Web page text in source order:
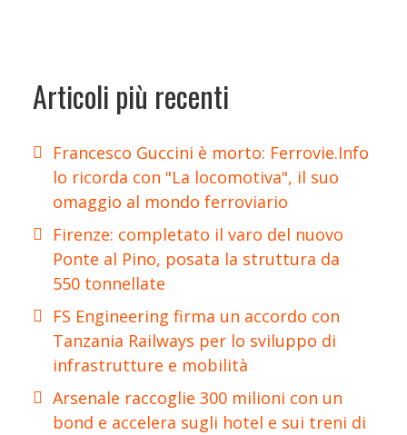
Articoli più recenti
Francesco Guccini è morto: Ferrovie.Info
lo ricorda con "La locomotiva", il suo
omaggio al mondo ferroviario
Firenze: completato il varo del nuovo
Ponte al Pino, posata la struttura da
550 tonnellate
FS Engineering firma un accordo con
Tanzania Railways per lo sviluppo di
infrastrutture e mobilità
Arsenale raccoglie 300 milioni con un
bond e accelera sugli hotel e sui treni di